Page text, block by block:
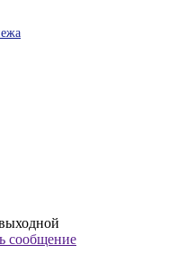
сообщение